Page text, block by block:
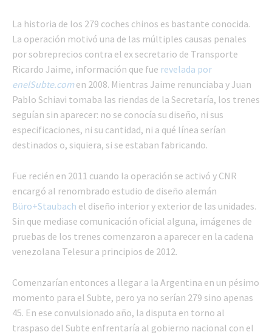
La historia de los 279 coches chinos es bastante conocida.
La operación motivó una de las múltiples causas penales
por sobreprecios contra el ex secretario de Transporte
Ricardo Jaime, información que fue revelada por
enelSubte.comen 2008. Mientras Jaime renunciaba y Juan
Pablo Schiavi tomaba las riendas de la Secretaría, los trenes
seguían sin aparecer: no se conocía su diseño, ni sus
especificaciones, ni su cantidad, ni a qué línea serían
destinados o, siquiera, si se estaban fabricando.
Fue recién en 2011 cuando la operación se activó y CNR
encargó al renombrado estudio de diseño alemán
Büro+Staubach el diseño interior y exterior de las unidades.
Sin que mediase comunicación oficial alguna, imágenes de
pruebas de los trenes comenzaron a aparecer en la cadena
venezolana Telesur a principios de 2012.
Comenzarían entonces a llegar a la Argentina en un pésimo
momento para el Subte, pero ya no serían 279 sino apenas
45. En ese convulsionado año, la disputa en torno al
traspaso del Subte enfrentaría al gobierno nacional con el